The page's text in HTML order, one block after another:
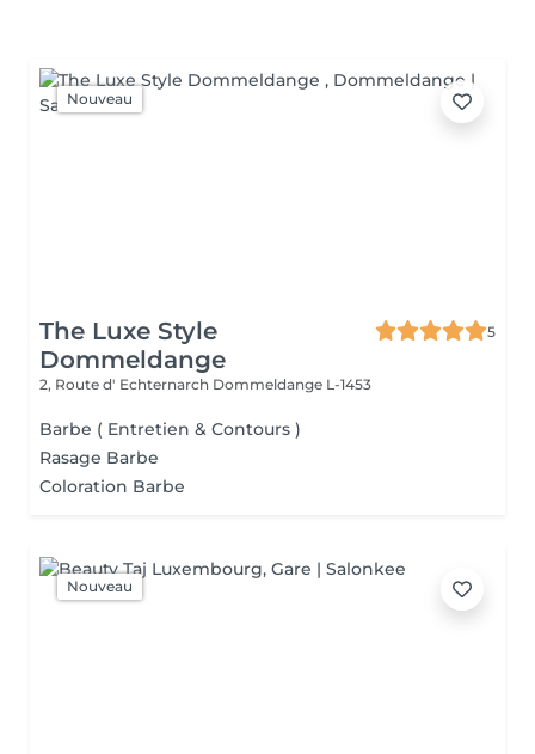
Nouveau
The Luxe Style
Dommeldange
5
2, Route d' Echternarch Dommeldange L-1453
Barbe ( Entretien & Contours )
Rasage Barbe
Coloration Barbe
Nouveau